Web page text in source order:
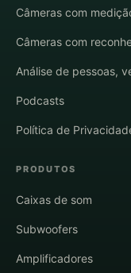
Câmeras com
Câmeras com
Análise de pessoas,
Podcasts
Política de
PRODUTOS
Caixas de som
Subwoofers
Amplificadores